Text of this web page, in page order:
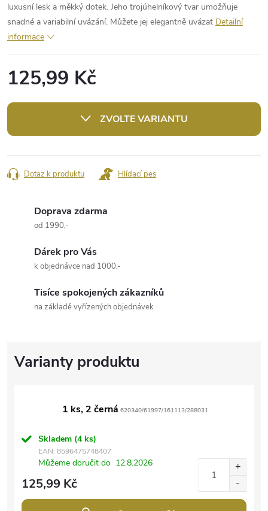
luxusní lesk a měkký dotek. Jeho trojúhelníkový tvar umožňuje
snadné a variabilní uvázání. Můžete jej elegantně uvázat Detailní
informace
125,99 Kč
cena:
ZVOLTE VARIANTU
Dotaz k produktu Hlídací pes
Doprava zdarma
od 1990,-
Dárek pro Vás
k objednávce nad 1000,-
Tisíce spokojených zákazníků
na základě vyřízených objednávek
1 ks, 2 černá 620340/61997/161113/288031
Skladem (4 ks)
EAN: 8596475748407
Můžeme doručit do 12.8.2026
125,99 Kč